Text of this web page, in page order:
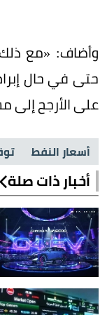
وأضاف: «مع
حتى في حال
على الأرجح إلى
أسعار النفط
أخبار ذات صلة